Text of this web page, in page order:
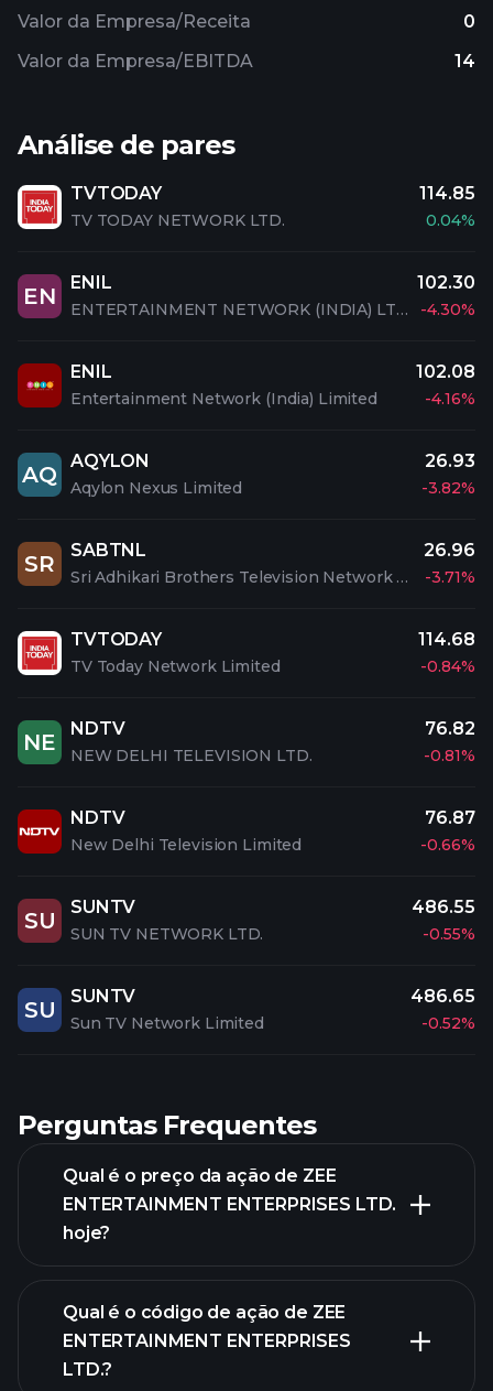
Valor da Empresa/Receita
0
Valor da Empresa/EBITDA
14
Análise de pares
TVTODAY
TV TODAY NETWORK LTD.
114.85
0.04%
EN
ENIL
ENTERTAINMENT NETWORK (INDIA) LTD.
102.30
-4.30%
ENIL
Entertainment Network (India) Limited
102.08
-4.16%
AQ
AQYLON
Aqylon Nexus Limited
26.93
-3.82%
SR
SABTNL
Sri Adhikari Brothers Television Network Limited
26.96
-3.71%
TVTODAY
TV Today Network Limited
114.68
-0.84%
NE
NDTV
NEW DELHI TELEVISION LTD.
76.82
-0.81%
NDTV
New Delhi Television Limited
76.87
-0.66%
SU
SUNTV
SUN TV NETWORK LTD.
486.55
-0.55%
SU
SUNTV
Sun TV Network Limited
486.65
-0.52%
Perguntas Frequentes
Qual é o preço da ação de ZEE
ENTERTAINMENT ENTERPRISES LTD.
hoje?
Qual é o código de ação de ZEE
ENTERTAINMENT ENTERPRISES
LTD.?